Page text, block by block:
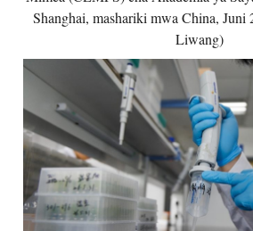
Shanghai, mashariki mwa China, Juni
Liwang)